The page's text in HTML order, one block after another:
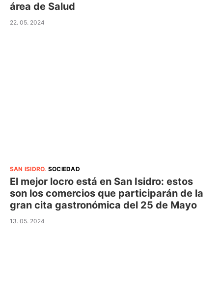
área de Salud
22. 05. 2024
SAN ISIDRO. SOCIEDAD
El mejor locro está en San Isidro: estos
son los comercios que participarán de la
gran cita gastronómica del 25 de Mayo
13. 05. 2024